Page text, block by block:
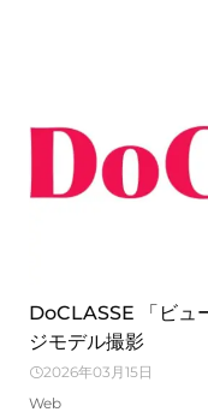
DoCLASSE 「ビュ
ジモデル撮影
2026年03月15日
Web